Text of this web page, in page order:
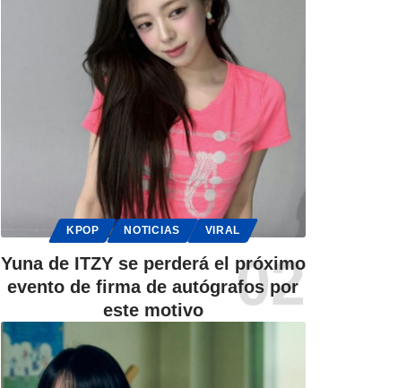
KPOP NOTICIAS VIRAL
Yuna de ITZY se perderá el próximo
evento de firma de autógrafos por
este motivo